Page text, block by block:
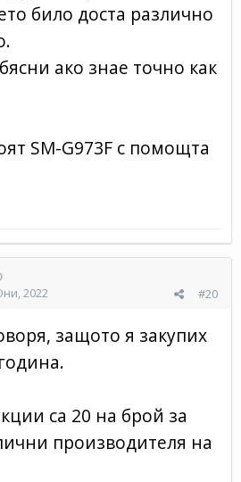
било доста различно
ако знае точно как
SM-G973F с помощта
#20
2022
защото я закупих
са 20 на брой за
производителя на